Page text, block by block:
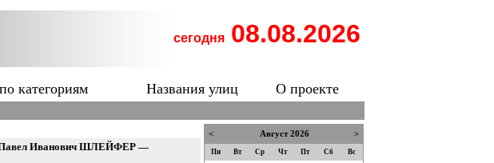
сегодня 08.08.2026
категориям Названия улиц
О проекте
Павел Иванович ШЛЕЙФЕР —
< Август 2026 >
Пн Вт Ср Чт Пт Сб Вс